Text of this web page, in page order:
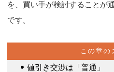
を、買い手が検討することが
です。
値引き交渉は「普通」